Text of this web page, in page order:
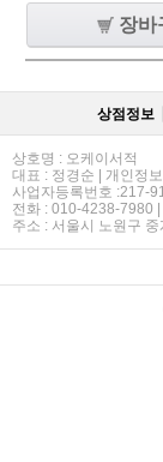
장바
상점정보
상호명 : 오케이서적
대표 : 정경순 | 개인정
사업자등록번호 :217-
전화 : 010-4238-7980 |
주소 : 서울시 노원구